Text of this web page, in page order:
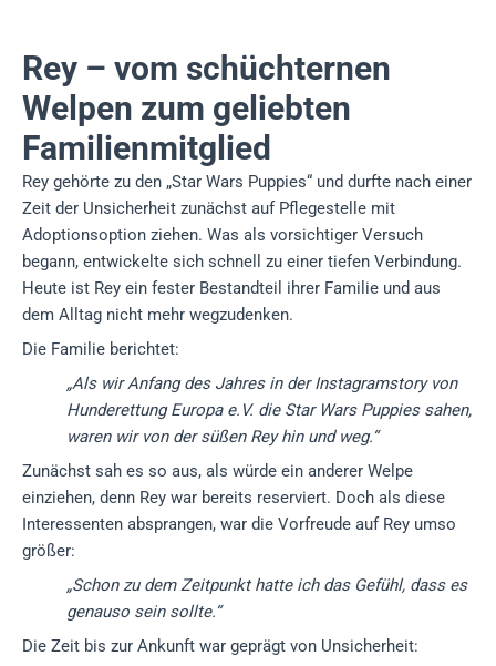
Rey – vom schüchternen
Welpen zum geliebten
Familienmitglied
Rey gehörte zu den „Star Wars Puppies“ und durfte nach einer
Zeit der Unsicherheit zunächst auf Pflegestelle mit
Adoptionsoption ziehen. Was als vorsichtiger Versuch
begann, entwickelte sich schnell zu einer tiefen Verbindung.
Heute ist Rey ein fester Bestandteil ihrer Familie und aus
dem Alltag nicht mehr wegzudenken.
Die Familie berichtet:
„Als wir Anfang des Jahres in der Instagramstory von
Hunderettung Europa e.V. die Star Wars Puppies sahen,
waren wir von der süßen Rey hin und weg.“
Zunächst sah es so aus, als würde ein anderer Welpe
einziehen, denn Rey war bereits reserviert. Doch als diese
Interessenten absprangen, war die Vorfreude auf Rey umso
größer:
„Schon zu dem Zeitpunkt hatte ich das Gefühl, dass es
genauso sein sollte.“
Die Zeit bis zur Ankunft war geprägt von Unsicherheit: